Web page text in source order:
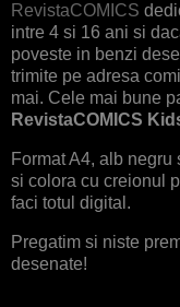
RevistaCOMICS
intre 4 si 16 ani si
poveste in benzi
trimite pe adresa
mai. Cele mai bune
RevistaCOMICS
Format A4, alb
si colora cu creionul
faci totul digital.
Pregatim si niste
desenate!